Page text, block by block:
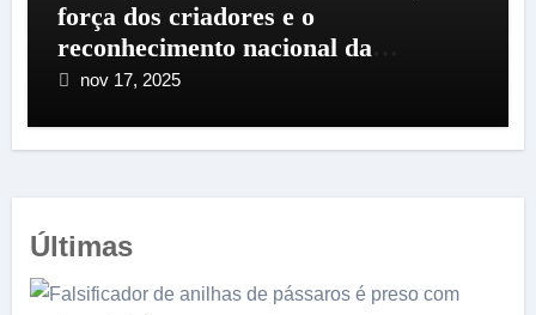
força dos criadores e o
reconhecimento nacional da
Federação
nov 17, 2025
Últimas